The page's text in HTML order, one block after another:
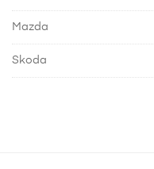
Mazda
Skoda